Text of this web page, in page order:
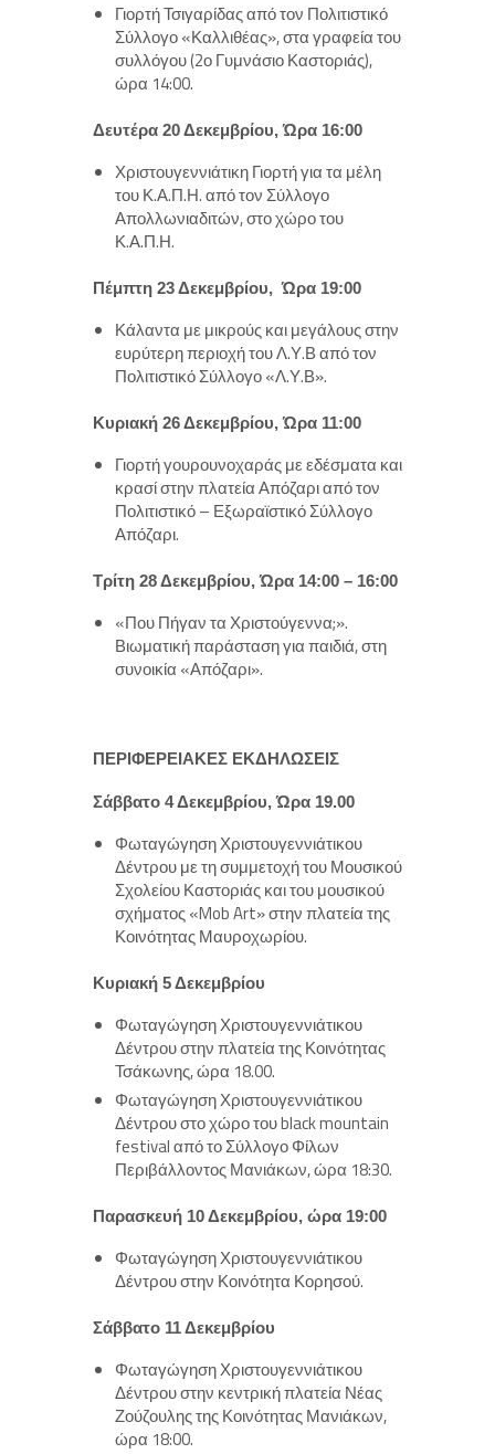
Γιορτή Τσιγαρίδας από τον Πολιτιστικό
Σύλλογο «Καλλιθέας», στα γραφεία του
συλλόγου (2ο Γυμνάσιο Καστοριάς),
ώρα 14:00.
Δευτέρα 20 Δεκεμβρίου, Ώρα 16:00
Χριστουγεννιάτικη Γιορτή για τα μέλη
του Κ.Α.Π.Η. από τον Σύλλογο
Απολλωνιαδιτών, στο χώρο του
Κ.Α.Π.Η.
Πέμπτη 23 Δεκεμβρίου, Ώρα 19:00
Κάλαντα με μικρούς και μεγάλους στην
ευρύτερη περιοχή του Λ.Υ.Β από τον
Πολιτιστικό Σύλλογο «Λ.Υ.Β».
Κυριακή 26 Δεκεμβρίου, Ώρα 11:00
Γιορτή γουρουνοχαράς με εδέσματα και
κρασί στην πλατεία Απόζαρι από τον
Πολιτιστικό – Εξωραϊστικό Σύλλογο
Απόζαρι.
Τρίτη 28 Δεκεμβρίου, Ώρα 14:00 – 16:00
«Που Πήγαν τα Χριστούγεννα;».
Βιωματική παράσταση για παιδιά, στη
συνοικία «Απόζαρι».
ΠΕΡΙΦΕΡΕΙΑΚΕΣ ΕΚΔΗΛΩΣΕΙΣ
Σάββατο 4 Δεκεμβρίου, Ώρα 19.00
Φωταγώγηση Χριστουγεννιάτικου
Δέντρου με τη συμμετοχή του Μουσικού
Σχολείου Καστοριάς και του μουσικού
σχήματος «Mob Art» στην πλατεία της
Κοινότητας Μαυροχωρίου.
Κυριακή 5 Δεκεμβρίου
Φωταγώγηση Χριστουγεννιάτικου
Δέντρου στην πλατεία της Κοινότητας
Τσάκωνης, ώρα 18.00.
Φωταγώγηση Χριστουγεννιάτικου
Δέντρου στο χώρο του black mountain
festival από το Σύλλογο Φίλων
Περιβάλλοντος Μανιάκων, ώρα 18:30.
Παρασκευή 10 Δεκεμβρίου, ώρα 19:00
Φωταγώγηση Χριστουγεννιάτικου
Δέντρου στην Κοινότητα Κορησού.
Σάββατο 11 Δεκεμβρίου
Φωταγώγηση Χριστουγεννιάτικου
Δέντρου στην κεντρική πλατεία Νέας
Ζούζουλης της Κοινότητας Μανιάκων,
ώρα 18:00.